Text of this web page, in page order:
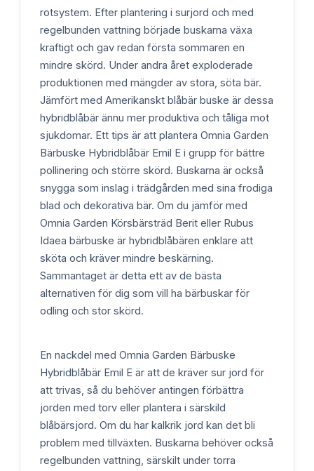
rotsystem. Efter plantering i surjord och med
regelbunden vattning började buskarna växa
kraftigt och gav redan första sommaren en
mindre skörd. Under andra året exploderade
produktionen med mängder av stora, söta bär.
Jämfört med Amerikanskt blåbär buske är dessa
hybridblåbär ännu mer produktiva och tåliga mot
sjukdomar. Ett tips är att plantera Omnia Garden
Bärbuske Hybridblåbär Emil E i grupp för bättre
pollinering och större skörd. Buskarna är också
snygga som inslag i trädgården med sina frodiga
blad och dekorativa bär. Om du jämför med
Omnia Garden Körsbärsträd Berit eller Rubus
Idaea bärbuske är hybridblåbären enklare att
sköta och kräver mindre beskärning.
Sammantaget är detta ett av de bästa
alternativen för dig som vill ha bärbuskar för
odling och stor skörd.
En nackdel med Omnia Garden Bärbuske
Hybridblåbär Emil E är att de kräver sur jord för
att trivas, så du behöver antingen förbättra
jorden med torv eller plantera i särskild
blåbärsjord. Om du har kalkrik jord kan det bli
problem med tillväxten. Buskarna behöver också
regelbunden vattning, särskilt under torra